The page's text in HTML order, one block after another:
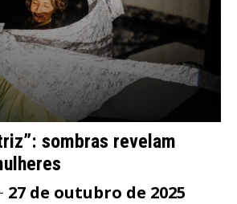
sombras revelam
- 27 de outubro de 2025